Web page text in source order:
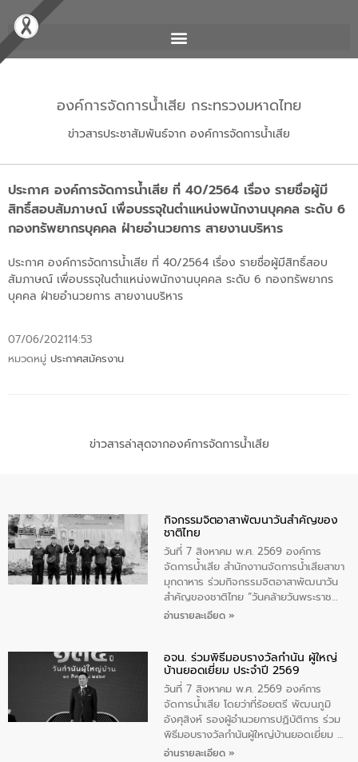
องค์การจัดการน้ำเสีย กระทรวงมหาดไทย
ข่าวสารประชาสัมพันธ์จาก องค์การจัดการน้ำเสีย
ประกาศ องค์การจัดการน้ำเสีย ที่ 40/2564 เรื่อง รายชื่อผู้มี
สิทธิ์สอบสัมภาษณ์ เพื่อบรรจุในตำแหน่งพนักงานบุคคล ระดับ 6
กองทรัพยากรบุคคล ฝ่ายอำนวยการ สายงานบริหาร
ประกาศ องค์การจัดการน้ำเสีย ที่ 40/2564 เรื่อง รายชื่อผู้มีสิทธิ์สอบ
สัมภาษณ์ เพื่อบรรจุในตำแหน่งพนักงานบุคคล ระดับ 6 กองทรัพยากร
บุคคล ฝ่ายอำนวยการ สายงานบริหาร
07/06/202114:53
หมวดหมู่ ประกาศสมัครงาน
ข่าวสารล่าสุดจากองค์การจัดการน้ำเสีย
กิจกรรมจิตอาสาพัฒนาวันสําคัญของ
ชาติไทย
วันที่ 7 สิงหาคม พ.ศ. 2569 องค์การ
จัดการน้ำเสีย สำนักงาานจัดการน้ำเสียสาขา
มุกดาหาร ร่วมกิจกรรมจิตอาสาพัฒนาวัน
สําคัญของชาติไทย “วันคล้ายวันพระราช
สมภพ สมเด็จพระนางเจ้าสิริกิติ์พระบรม
ทิพย์คำ รองผู้ว่าราชการจังหวัดมุกดาหาร
เป็นประธานในพิธี ณ เรือนจําชั่วคราวนาโสก
ตําบลนาโสก อําเภอเมืองมุกดาหาร จังหวัด
มุกดาหาร โดยในกิจกรรมได้ร่วมปลูกป่า และ
ทําความสะอาดภายในบริเวณ จัดกิจกรรม
เพื่อถวายเป็นพระราชกุศล สมเด็จพระนาง
เจ้าสิริกิติ์พระบรมราชินีนาถ พระบรมราช
อ่านรายละเอียด »
อจน. ร่วมพิธีมอบรางวัลกำนัน ผู้ใหญ่
บ้านยอดเยี่ยม ประจำปี 2569
วันที่ 7 สิงหาคม พ.ศ. 2569 องค์การ
จัดการน้ำเสีย โดยว่าที่ร้อยตรี พัฒนภูมิ
อังศุสิงห์ รองผู้อำนวยการปฏิบัติการ ร่วม
พิธีมอบรางวัลกำนันผู้ใหญ่บ้านยอดเยี่ยม ณ
ทำเนียบรัฐบาล โดยมีนายอนุทิน ชาญวีรกูล
อ่านรายละเอียด »